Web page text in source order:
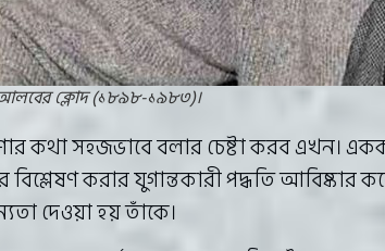
ক্লোদ (১৮৯৮-১৯৮৩)।
কথা সহজভাবে বলার চেষ্টা করব এখন।
বিশ্লেষণ করার যুগান্তকারী পদ্ধতি
দেওয়া হয় তাঁকে।